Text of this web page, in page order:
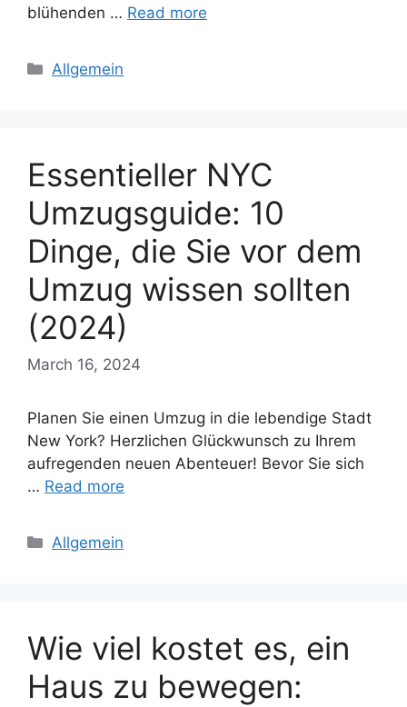
blühenden … Read more
Categories
Allgemein
Essentieller NYC
Umzugsguide: 10
Dinge, die Sie vor dem
Umzug wissen sollten
(2024)
March 16, 2024
Planen Sie einen Umzug in die lebendige Stadt
New York? Herzlichen Glückwunsch zu Ihrem
aufregenden neuen Abenteuer! Bevor Sie sich
… Read more
Categories
Allgemein
Wie viel kostet es, ein
Haus zu bewegen: